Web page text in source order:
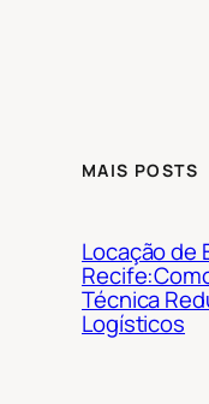
MAIS POSTS
Locação de
Técnica
Logísticos